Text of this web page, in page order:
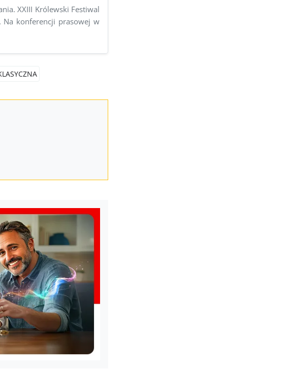
XXIII Królewski Festiwal
Na konferencji prasowej w